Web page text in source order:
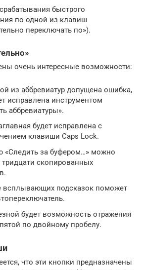
быстрого
по одной из клавиш
переключать по»).
очень интересные возможности:
из аббревиатур допущена ошибка,
исправлена инструментом
аббревиатуры».
будет исправлена с
клавиши Caps Lock.
за буфером…» можно
тридцати скопированных
всплывающих подсказок поможет
будет возможность отражения
по двойному пробелу.
что эти кнопки предназначены